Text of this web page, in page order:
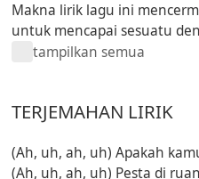
Makna lirik lagu ini
untuk mencapai sesuatu
tampilkan semua
TERJEMAHAN LIRIK
(Ah, uh, ah, uh) Apakah
(Ah, uh, ah, uh) Pesta di